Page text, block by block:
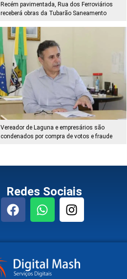
Recém pavimentada, Rua dos Ferroviários
receberá obras da Tubarão Saneamento
Vereador de Laguna e empresários são
condenados por compra de votos e fraude
Redes Sociais